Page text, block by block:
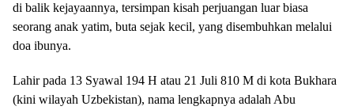
di balik kejayaannya, tersimpan kisah perjuangan luar biasa
seorang anak yatim, buta sejak kecil, yang disembuhkan melalui
doa ibunya.
Lahir pada 13 Syawal 194 H atau 21 Juli 810 M di kota Bukhara
(kini wilayah Uzbekistan), nama lengkapnya adalah Abu